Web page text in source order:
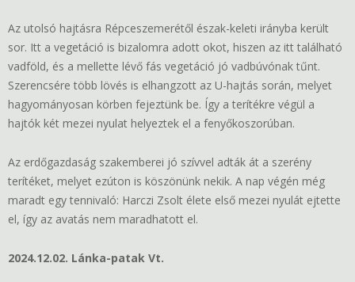
Az utolsó hajtásra Répceszemerétől észak-keleti irányba került
sor. Itt a vegetáció is bizalomra adott okot, hiszen az itt található
vadföld, és a mellette lévő fás vegetáció jó vadbúvónak tűnt.
Szerencsére több lövés is elhangzott az U-hajtás során, melyet
hagyományosan körben fejeztünk be. Így a terítékre végül a
hajtók két mezei nyulat helyeztek el a fenyőkoszorúban.
Az erdőgazdaság szakemberei jó szívvel adták át a szerény
terítéket, melyet ezúton is köszönünk nekik. A nap végén még
maradt egy tennivaló: Harczi Zsolt élete első mezei nyulát ejtette
el, így az avatás nem maradhatott el.
2024.12.02. Lánka-patak Vt.